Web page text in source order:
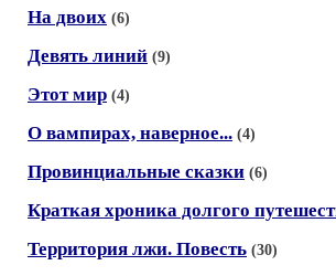
На двоих (6)
Девять линий (9)
Этот мир (4)
О вампирах, наверное... (4)
Провинциальные сказки (6)
Краткая хроника долгого
Территория лжи. Повесть (30)